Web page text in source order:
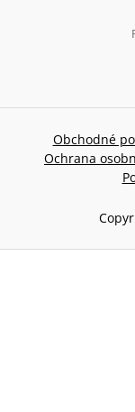
Obchodné
Ochrana